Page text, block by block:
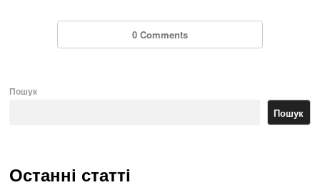
0 Comments
Пошук
Пошук
Останні статті